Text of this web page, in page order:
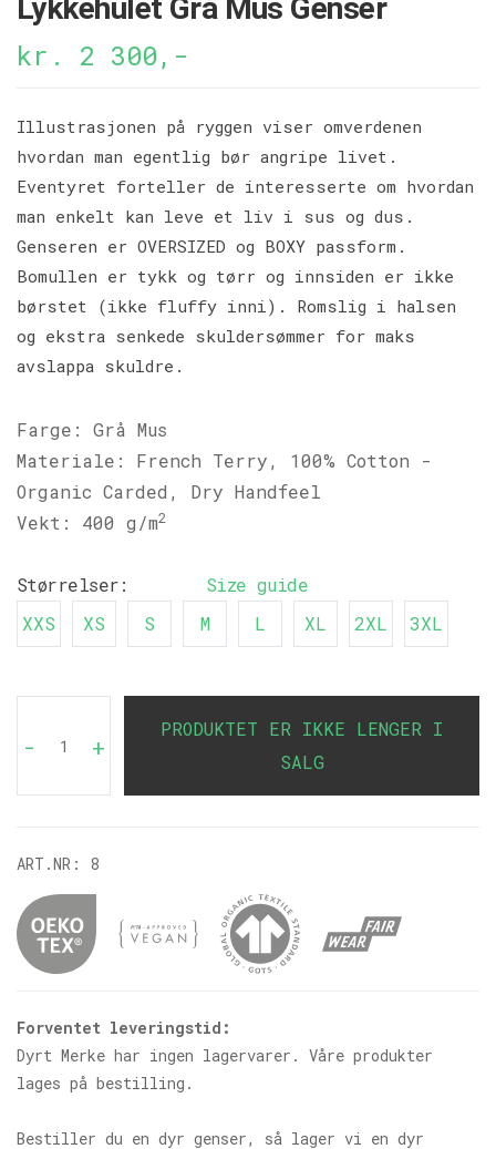
Lykkehulet Grå Mus Genser
kr. 2 300,-
Illustrasjonen på ryggen viser omverdenen
hvordan man egentlig bør angripe livet.
Eventyret forteller de interesserte om hvordan
man enkelt kan leve et liv i sus og dus.
Genseren er OVERSIZED og BOXY passform.
Bomullen er tykk og tørr og innsiden er ikke
børstet (ikke fluffy inni). Romslig i halsen
og ekstra senkede skuldersømmer for maks
avslappa skuldre.
Farge: Grå Mus
Materiale: French Terry, 100% Cotton -
Organic Carded, Dry Handfeel
Vekt: 400 g/m2
Størrelser:
Size guide
XXS
XS S M L XL 2XL 3XL
+
-
PRODUKTET ER IKKE LENGER I
SALG
ART.NR: 8
Forventet leveringstid:
Dyrt Merke har ingen lagervarer. Våre produkter
lages på bestilling.
Bestiller du en dyr genser, så lager vi en dyr